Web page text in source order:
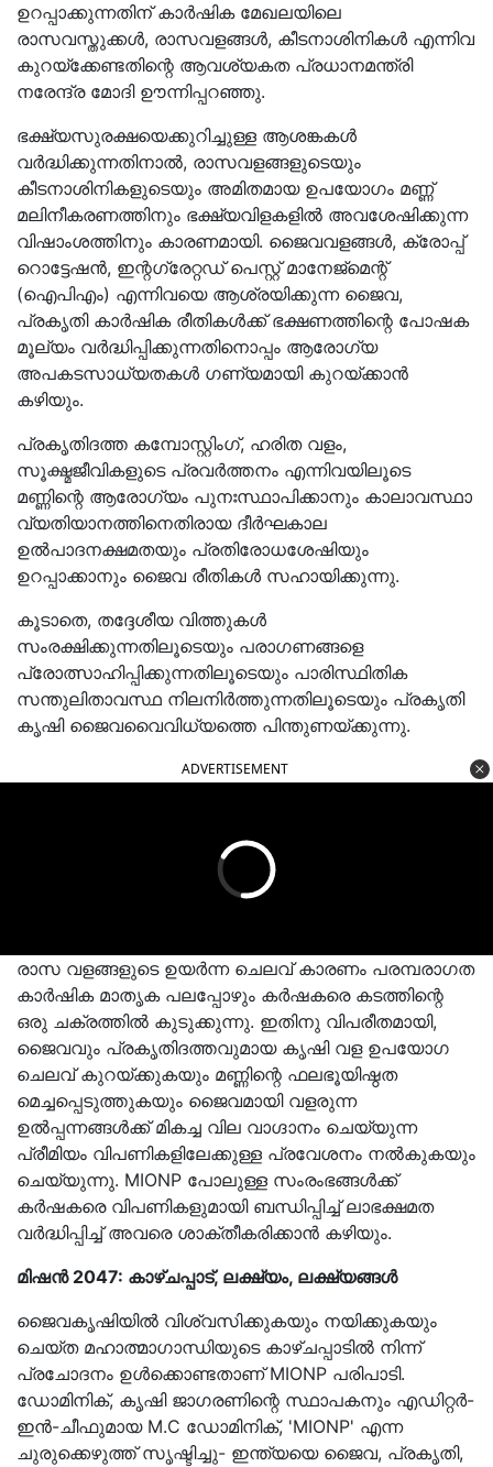
ഉറപ്പാക്കുന്നതിന് കാർഷിക മേഖലയിലെ
രാസവസ്തുക്കൾ, രാസവളങ്ങൾ, കീടനാശിനികൾ എന്നിവ
കുറയ്ക്കേണ്ടതിന്റെ ആവശ്യകത പ്രധാനമന്ത്രി
നരേന്ദ്ര മോദി ഊന്നിപ്പറഞ്ഞു.
ഭക്ഷ്യസുരക്ഷയെക്കുറിച്ചുള്ള ആശങ്കകൾ
വർദ്ധിക്കുന്നതിനാൽ, രാസവളങ്ങളുടെയും
കീടനാശിനികളുടെയും അമിതമായ ഉപയോഗം മണ്ണ്
മലിനീകരണത്തിനും ഭക്ഷ്യവിളകളിൽ അവശേഷിക്കുന്ന
വിഷാംശത്തിനും കാരണമായി. ജൈവവളങ്ങൾ, ക്രോപ്പ്
റൊട്ടേഷൻ, ഇന്റഗ്രേറ്റഡ് പെസ്റ്റ് മാനേജ്മെന്റ്
(ഐപിഎം) എന്നിവയെ ആശ്രയിക്കുന്ന ജൈവ,
പ്രകൃതി കാർഷിക രീതികൾക്ക് ഭക്ഷണത്തിന്റെ പോഷക
മൂല്യം വർദ്ധിപ്പിക്കുന്നതിനൊപ്പം ആരോഗ്യ
അപകടസാധ്യതകൾ ഗണ്യമായി കുറയ്ക്കാൻ
കഴിയും.
പ്രകൃതിദത്ത കമ്പോസ്റ്റിംഗ്, ഹരിത വളം,
സൂക്ഷ്മജീവികളുടെ പ്രവർത്തനം എന്നിവയിലൂടെ
മണ്ണിന്റെ ആരോഗ്യം പുനഃസ്ഥാപിക്കാനും കാലാവസ്ഥാ
വ്യതിയാനത്തിനെതിരായ ദീർഘകാല
ഉൽപാദനക്ഷമതയും പ്രതിരോധശേഷിയും
ഉറപ്പാക്കാനും ജൈവ രീതികൾ സഹായിക്കുന്നു.
കൂടാതെ, തദ്ദേശീയ വിത്തുകൾ
സംരക്ഷിക്കുന്നതിലൂടെയും പരാഗണങ്ങളെ
പ്രോത്സാഹിപ്പിക്കുന്നതിലൂടെയും പാരിസ്ഥിതിക
സന്തുലിതാവസ്ഥ നിലനിർത്തുന്നതിലൂടെയും പ്രകൃതി
കൃഷി ജൈവവൈവിധ്യത്തെ പിന്തുണയ്ക്കുന്നു.
ADVERTISEMENT
രാസ വളങ്ങളുടെ ഉയർന്ന ചെലവ് കാരണം പരമ്പരാഗത
കാർഷിക മാതൃക പലപ്പോഴും കർഷകരെ കടത്തിന്റെ
ഒരു ചക്രത്തിൽ കുടുക്കുന്നു. ഇതിനു വിപരീതമായി,
ജൈവവും പ്രകൃതിദത്തവുമായ കൃഷി വള ഉപയോഗ
ചെലവ് കുറയ്ക്കുകയും മണ്ണിന്റെ ഫലഭൂയിഷ്ഠത
മെച്ചപ്പെടുത്തുകയും ജൈവമായി വളരുന്ന
ഉൽപ്പന്നങ്ങൾക്ക് മികച്ച വില വാഗ്ദാനം ചെയ്യുന്ന
പ്രീമിയം വിപണികളിലേക്കുള്ള പ്രവേശനം നൽകുകയും
ചെയ്യുന്നു. MIONP പോലുള്ള സംരംഭങ്ങൾക്ക്
കർഷകരെ വിപണികളുമായി ബന്ധിപ്പിച്ച് ലാഭക്ഷമത
വർദ്ധിപ്പിച്ച് അവരെ ശാക്തീകരിക്കാൻ കഴിയും.
മിഷൻ 2047: കാഴ്ചപ്പാട്, ലക്ഷ്യം, ലക്ഷ്യങ്ങൾ
ജൈവകൃഷിയിൽ വിശ്വസിക്കുകയും നയിക്കുകയും
ചെയ്ത മഹാത്മാഗാന്ധിയുടെ കാഴ്ചപ്പാടിൽ നിന്ന്
പ്രചോദനം ഉൾക്കൊണ്ടതാണ് MIONP പരിപാടി.
ഡോമിനിക്, കൃഷി ജാഗരണിന്റെ സ്ഥാപകനും എഡിറ്റർ-
ഇൻ-ചീഫുമായ M.C ഡോമിനിക്, 'MIONP' എന്ന
ചുരുക്കെഴുത്ത് സൃഷ്ടിച്ചു- ഇന്ത്യയെ ജൈവ, പ്രകൃതി,